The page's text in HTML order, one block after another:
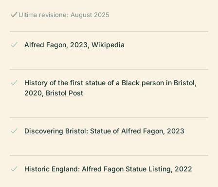
Ultima revisione: August 2025
Alfred Fagon, 2023, Wikipedia
History of the first statue of a Black person in Bristol,
2020, Bristol Post
Discovering Bristol: Statue of Alfred Fagon, 2023
Historic England: Alfred Fagon Statue Listing, 2022